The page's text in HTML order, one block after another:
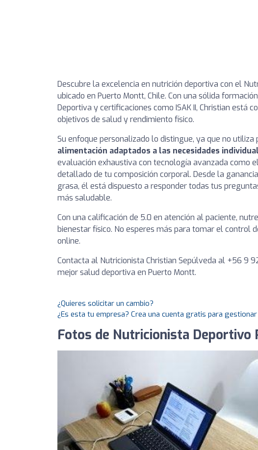
Descubre la excelencia en nutrición deportiva con el
ubicado en Puerto Montt, Chile. Con una sólida
Deportiva y certificaciones como ISAK II, Christian está
objetivos de salud y rendimiento físico.
Su enfoque personalizado lo distingue, ya que no
alimentación adaptados a las necesidades
evaluación exhaustiva con tecnología avanzada como
detallado de tu composición corporal. Desde la
grasa, él está dispuesto a responder todas tus
más saludable.
Con una calificación de 5.0 en atención al paciente,
bienestar físico. No esperes más para tomar el control
online.
Contacta al Nutricionista Christian Sepúlveda al +56 9
mejor salud deportiva en Puerto Montt.
¿Quieres solicitar un cambio?
¿Es esta tu empresa? Crea una cuenta gratis para
Fotos de Nutricionista Deportivo